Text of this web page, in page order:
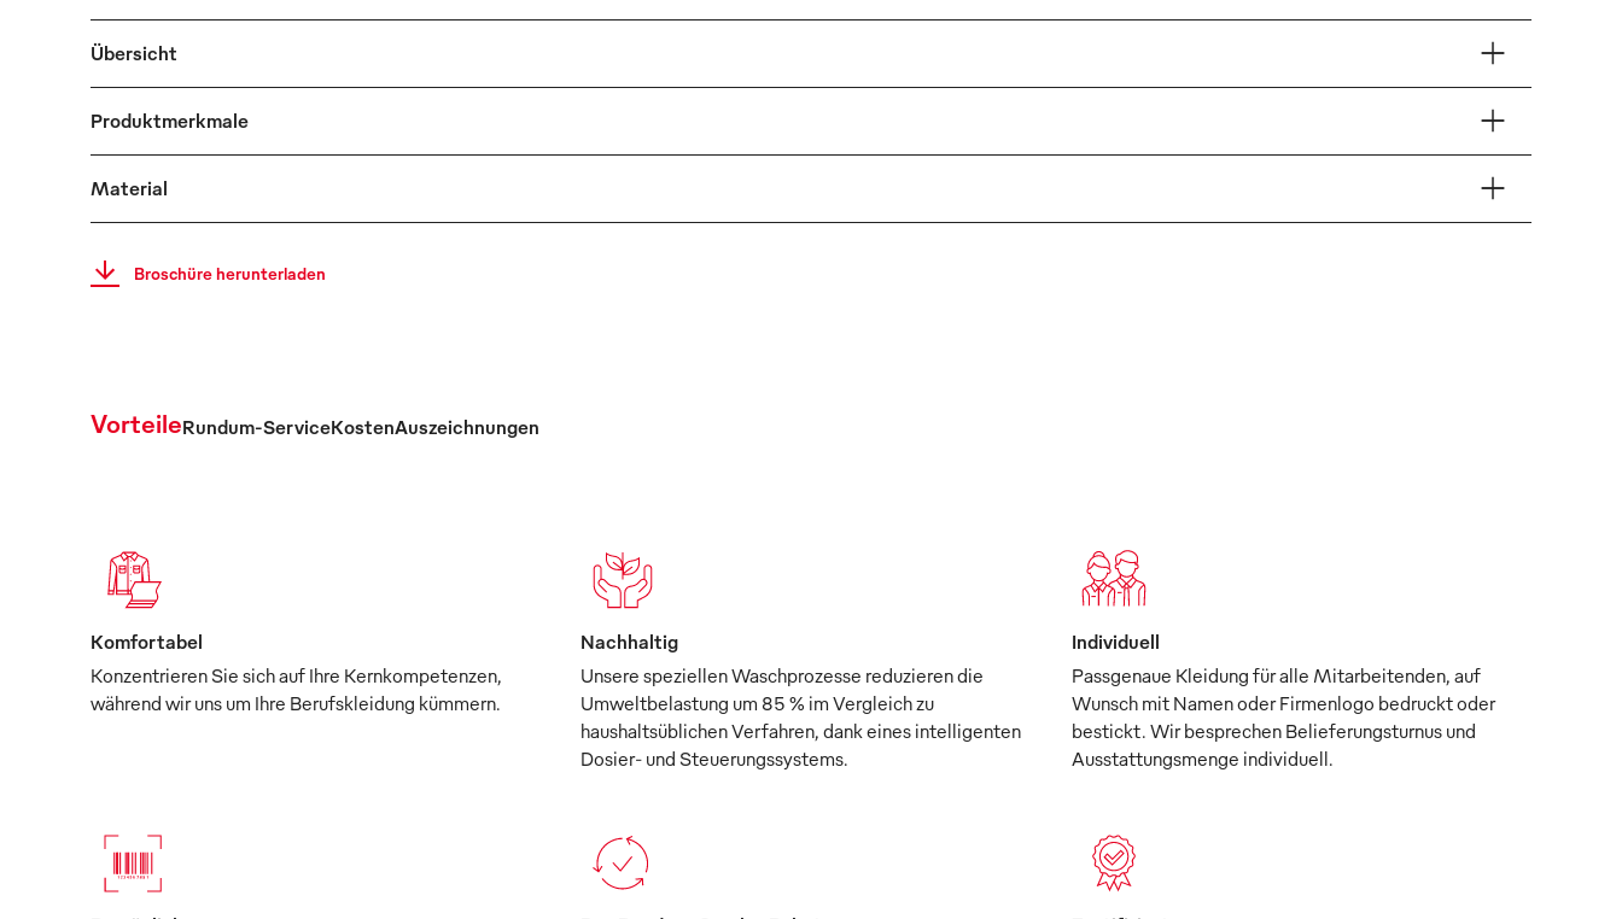
Übersicht
Produktmerkmale
Material
Broschüre herunterladen
VorteileRundum-ServiceKostenAuszeichnungen
Komfortabel
Konzentrieren Sie sich auf Ihre Kernkompetenzen,
während wir uns um Ihre Berufskleidung kümmern.
Nachhaltig
Unsere speziellen Waschprozesse reduzieren die
Umweltbelastung um 85 % im Vergleich zu
haushaltsüblichen Verfahren, dank eines intelligenten
Dosier- und Steuerungssystems.
Individuell
Passgenaue Kleidung für alle Mitarbeitenden, auf
Wunsch mit Namen oder Firmenlogo bedruckt oder
bestickt. Wir besprechen Belieferungsturnus und
Ausstattungsmenge individuell.